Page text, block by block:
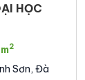
HỌC
2
Sơn, Đà